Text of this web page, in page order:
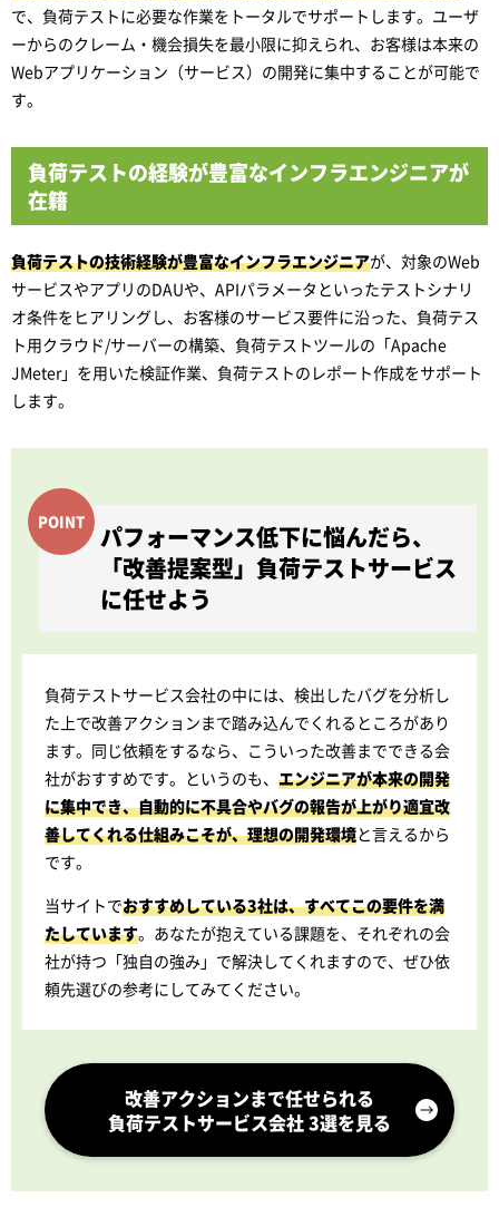
で、負荷テストに必要な作業をトータルでサポートします。ユーザ
ーからのクレーム・機会損失を最小限に抑えられ、お客様は本来の
Webアプリケーション（サービス）の開発に集中することが可能で
す。
負荷テストの経験が豊富なインフラエンジニアが
在籍
負荷テストの技術経験が豊富なインフラエンジニアが、対象のWeb
サービスやアプリのDAUや、APIパラメータといったテストシナリ
オ条件をヒアリングし、お客様のサービス要件に沿った、負荷テス
ト用クラウド/サーバーの構築、負荷テストツールの「Apache
JMeter」を用いた検証作業、負荷テストのレポート作成をサポート
します。
パフォーマンス低下に悩んだら、
「改善提案型」負荷テストサービス
に任せよう
負荷テストサービス会社の中には、検出したバグを分析し
た上で改善アクションまで踏み込んでくれるところがあり
ます。同じ依頼をするなら、こういった改善までできる会
社がおすすめです。というのも、 エンジニアが本来の開発
に集中でき、自動的に不具合やバグの報告が上がり適宜改
善してくれる仕組みこそが、理想の開発環境と言えるから
です。
当サイトでおすすめしている3社は、すべてこの要件を満
たしています。あなたが抱えている課題を、それぞれの会
社が持つ「独自の強み」で解決してくれますので、ぜひ依
頼先選びの参考にしてみてください。
改善アクションまで任せられる
負荷テストサービス会社 3選を見る